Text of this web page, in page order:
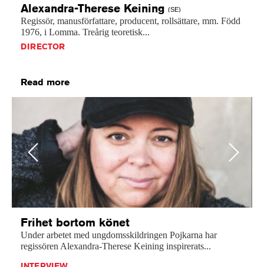
Alexandra-Therese Keining (SE)
Regissör, manusförfattare, producent, rollsättare, mm. Född
1976, i Lomma. Treårig teoretisk...
DIRECTOR
Read more
Previous
Frihet bortom könet
Under arbetet med ungdomsskildringen Pojkarna har
regissören Alexandra-Therese Keining inspirerats...
Next